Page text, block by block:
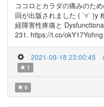
ココロとカラダの痛みのた
回が出版されました ( ˙▿˙ )y
経障害性疼痛と
231. https://t.co/okY17Yohng
2021-09-18 23:00:45
1
0